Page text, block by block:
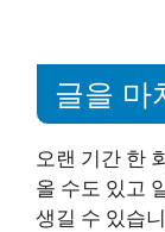
글을
오랜 기간 한
올 수도 있고
생길 수 있습